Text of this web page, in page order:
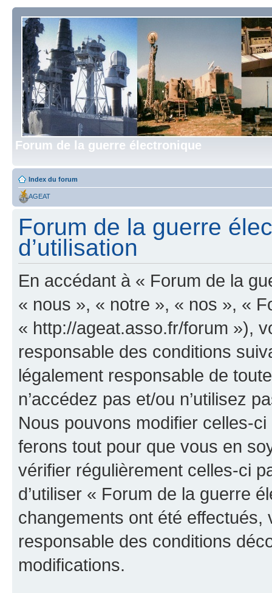
Forum de la guerre électronique
Index du forum
AGEAT
Forum de la guerre
d’utilisation
En accédant à « Forum de la
« nous », « notre », « nos », «
« http://ageat.asso.fr/forum »),
responsable des conditions
légalement responsable de
n’accédez pas et/ou n’utilisez
Nous pouvons modifier celles-
ferons tout pour que vous en
vérifier régulièrement celles-ci
d’utiliser « Forum de la guerre
changements ont été effectués,
responsable des conditions
modifications.